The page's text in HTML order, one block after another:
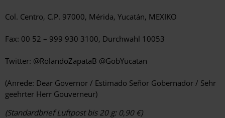
Col. Centro, C.P. 97000, Mérida, Yucatán, MEXIKO
Fax: 00 52 – 999 930 3100, Durchwahl 10053
Twitter: @RolandoZapataB @GobYucatan
(Anrede: Dear Governor / Estimado Señor Gobernador / Sehr
geehrter Herr Gouverneur)
(Standardbrief Luftpost bis 20 g: 0,90 €)